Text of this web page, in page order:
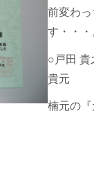
前変わ
す・・・
○戸田
貴元
楠元の